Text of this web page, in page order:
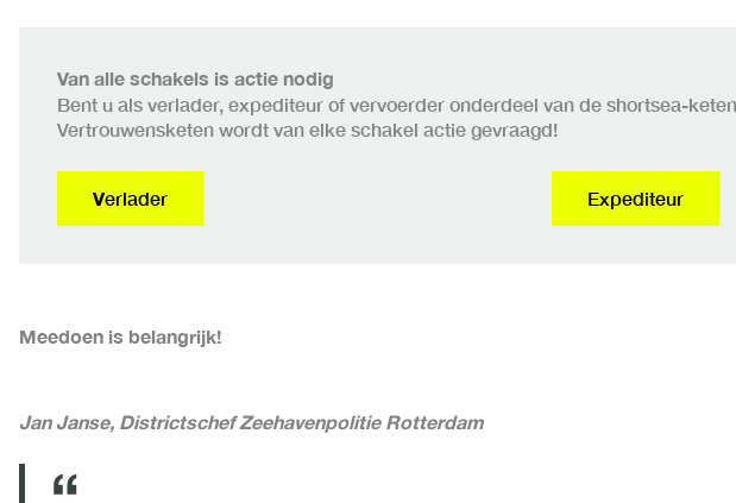
Van alle schakels is actie nodig
Bent u als verlader, expediteur of vervoerder onderdeel van de shortsea-
Vertrouwensketen wordt van elke schakel actie gevraagd!
Verlader Expediteur
Meedoen is belangrijk!
Jan Janse, Districtschef Zeehavenpolitie Rotterdam